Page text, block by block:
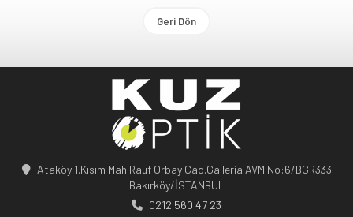
Geri Dön
Ataköy 1.Kısım Mah.Rauf Orbay Cad.Galleria AVM No:6/BGR333
Bakırköy/İSTANBUL
0212 560 47 23